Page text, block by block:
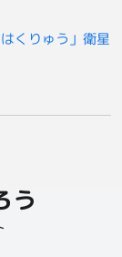
くりゅう」衛星
う